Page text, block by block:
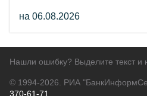
на 06.08.2026
Нашли ошибку? Выделите текст и
© 1994-2026. РИА
370-61-71